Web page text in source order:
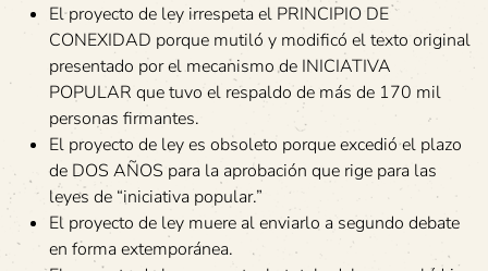
El proyecto de ley irrespeta el PRINCIPIO DE
CONEXIDAD porque mutiló y modificó el texto original
presentado por el mecanismo de INICIATIVA
POPULAR que tuvo el respaldo de más de 170 mil
personas firmantes.
El proyecto de ley es obsoleto porque excedió el plazo
de DOS AÑOS para la aprobación que rige para las
leyes de “iniciativa popular.”
El proyecto de ley muere al enviarlo a segundo debate
en forma extemporánea.